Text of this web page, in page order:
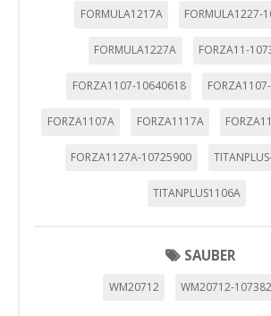
FORMULA1217A FORMULA1227-
FORMULA1227A FORZA11-
FORZA1107-10640618
FORZA1107A FORZA1117A
FORZA1127A-10725900
TITANPLUS1106A
SAUBER
WM20712 WM20712-